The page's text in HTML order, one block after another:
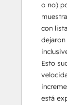
o no)
con
Esto
está